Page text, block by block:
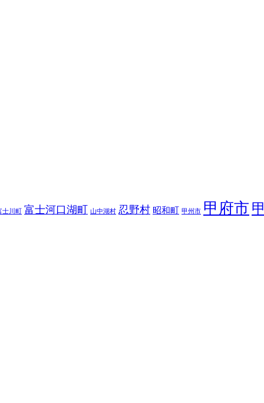
士川町 富士河口湖町 山中湖村 忍野村 昭和町 甲州市 甲府市